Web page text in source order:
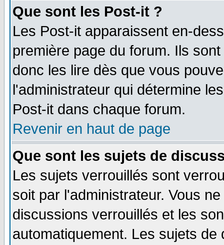
Que sont les Post-it ?
Les Post-it apparaissent en-
première page du forum. Ils
donc les lire dès que vous
l'administrateur qui détermine
Post-it dans chaque forum.
Revenir en haut de page
Que sont les sujets de
Les sujets verrouillés sont
soit par l'administrateur. Vous
discussions verrouillés et les
automatiquement. Les sujets